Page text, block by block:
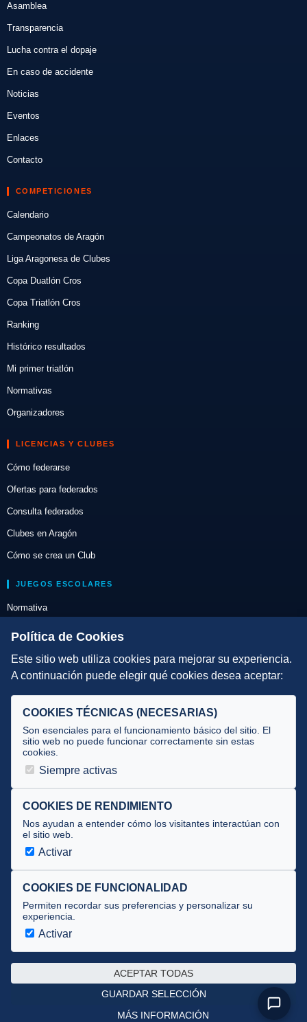
Asamblea
Transparencia
Lucha contra el dopaje
En caso de accidente
Noticias
Eventos
Enlaces
Contacto
COMPETICIONES
Calendario
Campeonatos de Aragón
Liga Aragonesa de Clubes
Copa Duatlón Cros
Copa Triatlón Cros
Ranking
Histórico resultados
Mi primer triatlón
Normativas
Organizadores
LICENCIAS Y CLUBES
Cómo federarse
Ofertas para federados
Consulta federados
Clubes en Aragón
Cómo se crea un Club
JUEGOS ESCOLARES
Normativa
Escuelas de Triatlón
DIRECCIÓN TÉCNICA
Selecciones
Tecnificación
JUECES Y OFICIALES
Documentos
Cursos
Circulares oficiales
Convocatorias y Equipaciones
Av. José Atarés 101, semisótano. 50018 Zaragoza
Privacidad · Cookies
Política de Cookies
Este sitio web utiliza cookies para mejorar su experiencia.
A continuación puede elegir qué cookies desea aceptar:
COOKIES TÉCNICAS (NECESARIAS)
Son esenciales para el funcionamiento básico del sitio. El
sitio web no puede funcionar correctamente sin estas
cookies.
Siempre activas
COOKIES DE RENDIMIENTO
Nos ayudan a entender cómo los visitantes interactúan con
el sitio web.
Activar
COOKIES DE FUNCIONALIDAD
Permiten recordar sus preferencias y personalizar su
experiencia.
Activar
ACEPTAR TODAS
GUARDAR SELECCIÓN
MÁS INFORMACIÓN